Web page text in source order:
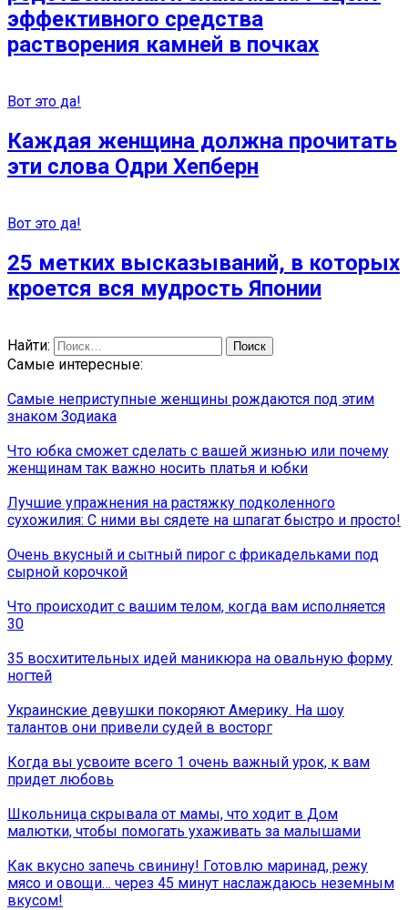
эффективного средства
растворения камней в почках
Вот это да!
Каждая женщина должна прочитать
эти слова Одри Хепберн
Вот это да!
25 метких высказываний, в которых
кроется вся мудрость Японии
Найти:
Самые интересные:
Самые неприступные женщины рождаются под этим
знаком Зодиака
Что юбка сможет сделать с вашей жизнью или почему
женщинам так важно носить платья и юбки
Лучшие упражнения на растяжку подколенного
сухожилия: С ними вы сядете на шпагат быстро и просто!
Очень вкусный и сытный пирог с фрикадельками под
сырной корочкой
Что происходит с вашим телом, когда вам исполняется
30
35 восхитительных идей маникюра на овальную форму
ногтей
Украинские девушки покоряют Америку. На шоу
талантов они привели судей в восторг
Когда вы усвоите всего 1 очень важный урок, к вам
придет любовь
Школьница скрывала от мамы, что ходит в Дом
малютки, чтобы помогать ухаживать за малышами
Как вкусно запечь свинину! Готовлю маринад, режу
мясо и овощи… через 45 минут наслаждаюсь неземным
вкусом!